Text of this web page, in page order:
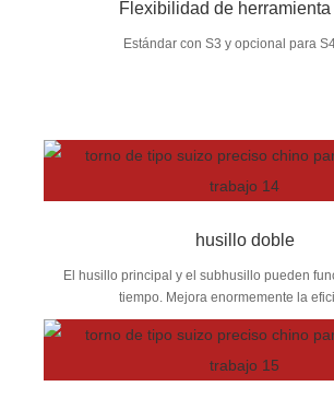
Flexibilidad de herramienta
Estándar con S3 y opcional para
husillo doble
El husillo principal y el subhusillo pueden
tiempo. Mejora enormemente la